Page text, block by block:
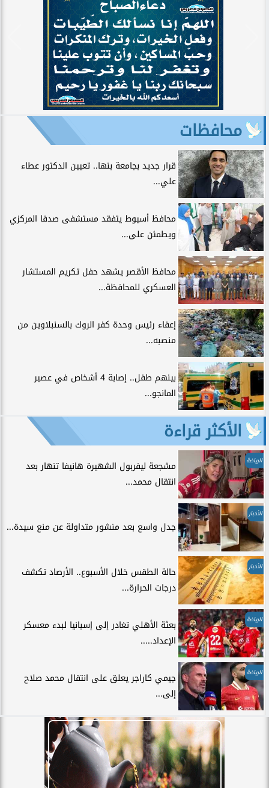
محافظات
قرار جديد بجامعة بنها.. تعيين الدكتور عطاء
علي...
محافظ أسيوط يتفقد مستشفى صدفا المركزي
ويطمئن على...
محافظ الأقصر يشهد حفل تكريم المستشار
العسكري للمحافظة...
إعفاء رئيس وحدة كفر الروك بالسنبلاوين من
منصبه...
بينهم طفل.. إصابة 4 أشخاص في عصير
المانجو...
الأكثر قراءة
الرياضة
مشجعة ليفربول الشهيرة هانيفا تنهار بعد
انتقال محمد...
الأخبار
جدل واسع بعد منشور متداولة عن منع سيدة...
الأخبار
حالة الطقس خلال الأسبوع.. الأرصاد تكشف
درجات الحرارة...
الرياضة
بعثة الأهلي تغادر إلى إسبانيا لبدء معسكر
الإعداد.....
الرياضة
جيمي كاراجر يعلق على انتقال محمد صلاح
إلى...